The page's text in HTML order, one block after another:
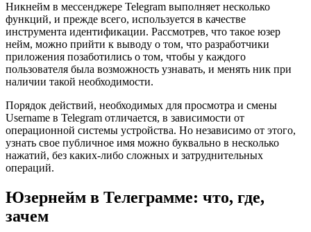
Никнейм в мессенджере Telegram выполняет несколько
функций, и прежде всего, используется в качестве
инструмента идентификации. Рассмотрев, что такое юзер
нейм, можно прийти к выводу о том, что разработчики
приложения позаботились о том, чтобы у каждого
пользователя была возможность узнавать, и менять ник при
наличии такой необходимости.
Порядок действий, необходимых для просмотра и смены
Username в Telegram отличается, в зависимости от
операционной системы устройства. Но независимо от этого,
узнать свое публичное имя можно буквально в несколько
нажатий, без каких-либо сложных и затруднительных
операций.
Юзернейм в Телеграмме: что, где,
зачем